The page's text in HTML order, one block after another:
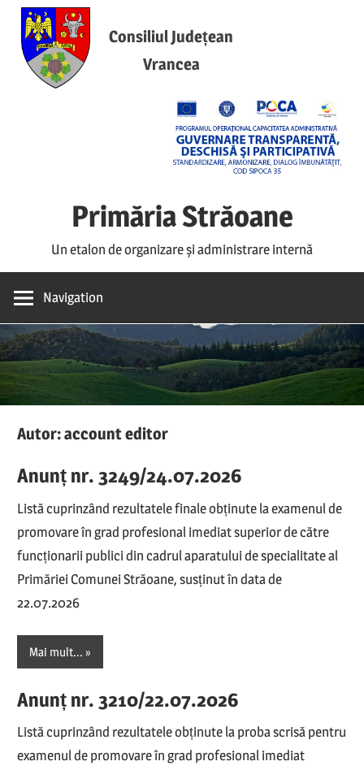
Skip
content
Consiliul Județean
Vrancea
Primăria Străoane
Un etalon de organizare și administrare internă
Navigation
Autor:account editor
Anunț nr. 3249/24.07.2026
Listă cuprinzând rezultatele finale obținute la examenul de
promovare în grad profesional imediat superior de către
funcționarii publici din cadrul aparatului de specialitate al
Primăriei Comunei Străoane, susținut în data de
22.07.2026
Mai mult...
Anunț nr. 3210/22.07.2026
Listă cuprinzând rezultatele obținute la proba scrisă pentru
examenul de promovare în grad profesional imediat